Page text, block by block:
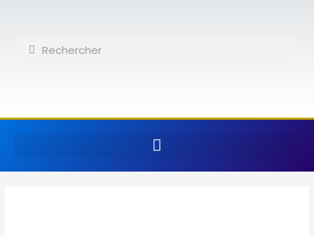
contenuRechercher
Rechercher